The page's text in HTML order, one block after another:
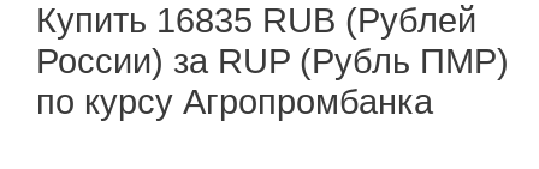
Купить 16835 RUB (Рублей
России) за RUP (Рубль ПМР)
по курсу Агропромбанка